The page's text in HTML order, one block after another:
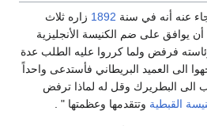
عنه أنه في سنة1892زاره ثلاث
على ضم الكنيسة الأنجليزية
فرفض ولما كرروا عليه الطلب عدة
العميد البريطاني فأستدعى واحداً
البطريرك وقل له لماذا ترفض
القبطيةوتتقدمها وعظمتها " .